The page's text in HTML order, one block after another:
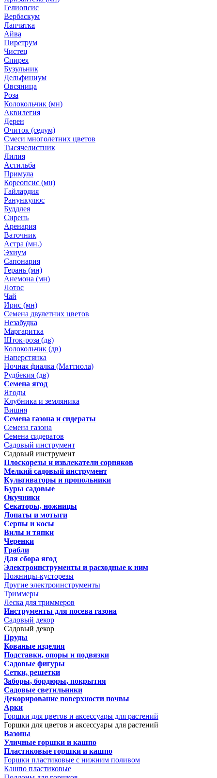
Гелиопсис
Вербаскум
Лапчатка
Айва
Пиретрум
Чистец
Спирея
Бузульник
Дельфиниум
Овсяница
Роза
Колокольчик (мн)
Аквилегия
Дерен
Очиток (седум)
Смеси многолетних цветов
Тысячелистник
Лилия
Астильба
Примула
Кореопсис (мн)
Гайлардия
Ранункулюс
Буддлея
Сирень
Аренария
Ваточник
Астра (мн.)
Эхиум
Сапонария
Герань (мн)
Анемона (мн)
Лотос
Чай
Ирис (мн)
Семена двулетних цветов
Незабудка
Маргаритка
Шток-роза (дв)
Колокольчик (дв)
Наперстянка
Ночная фиалка (Маттиола)
Рудбекия (дв)
Семена ягод
Ягоды
Клубника и земляника
Вишня
Семена газона и сидераты
Семена газона
Семена сидератов
Садовый инструмент
Садовый инструмент
Плоскорезы и извлекатели сорняков
Мелкий садовый инструмент
Культиваторы и пропольники
Буры садовые
Окучники
Секаторы, ножницы
Лопаты и мотыги
Серпы и косы
Вилы и тяпки
Черенки
Грабли
Для сбора ягод
Электроинструменты и расходные к ним
Ножницы-кусторезы
Другие электроинструменты
Триммеры
Леска для триммеров
Инструменты для посева газона
Садовый декор
Садовый декор
Пруды
Кованые изделия
Подставки, опоры и подвязки
Садовые фигуры
Сетки, решетки
Заборы, бордюры, покрытия
Садовые светильники
Декорирование поверхности почвы
Арки
Горшки для цветов и аксессуары для растений
Горшки для цветов и аксессуары для растений
Вазоны
Уличные горшки и кашпо
Пластиковые горшки и кашпо
Горшки пластиковые с нижним поливом
Кашпо пластиковые